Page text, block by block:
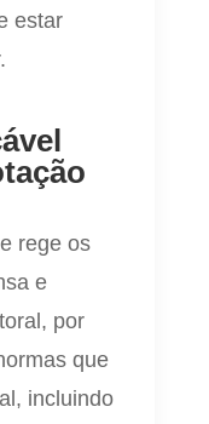
estar
rege os
e
por
que
incluindo